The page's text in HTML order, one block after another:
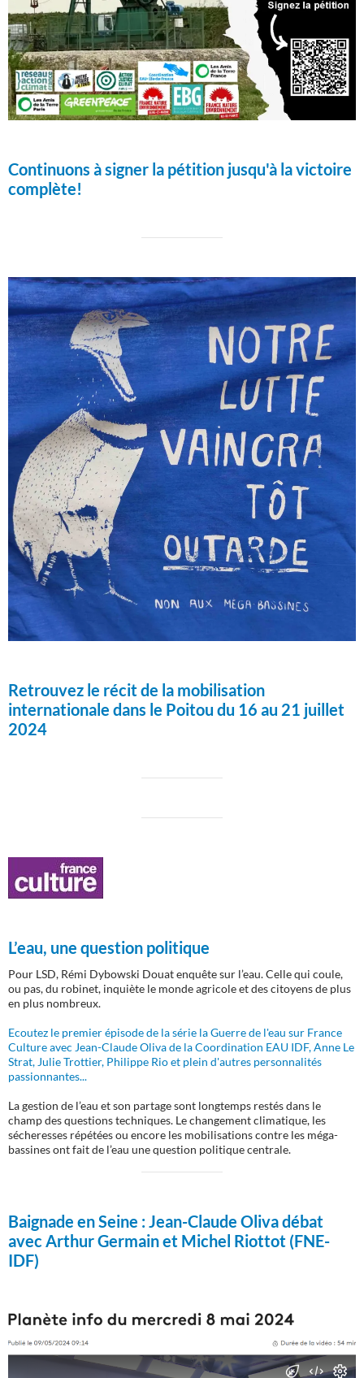
Continuons à signer la pétition jusqu'à la victoire
complète!
Retrouvez le récit de la mobilisation
internationale dans le Poitou du 16 au 21 juillet
2024
L’eau, une question politique
Pour LSD, Rémi Dybowski Douat enquête sur l’eau. Celle qui coule,
ou pas, du robinet, inquiète le monde agricole et des citoyens de plus
en plus nombreux.
Ecoutez le premier épisode de la série la Guerre de l'eau sur France
Culture avec Jean-Claude Oliva de la Coordination EAU IDF, Anne Le
Strat, Julie Trottier, Philippe Rio et plein d'autres personnalités
passionnantes...
La gestion de l’eau et son partage sont longtemps restés dans le
champ des questions techniques. Le changement climatique, les
sécheresses répétées ou encore les mobilisations contre les méga-
bassines ont fait de l’eau une question politique centrale.
Baignade en Seine : Jean-Claude Oliva débat
avec Arthur Germain et Michel Riottot (FNE-
IDF)